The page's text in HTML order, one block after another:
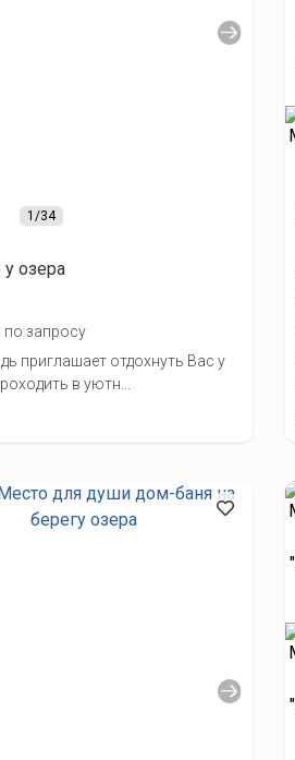
1/34
у озера
по запросу
приглашает отдохнуть Вас у
в уютн...